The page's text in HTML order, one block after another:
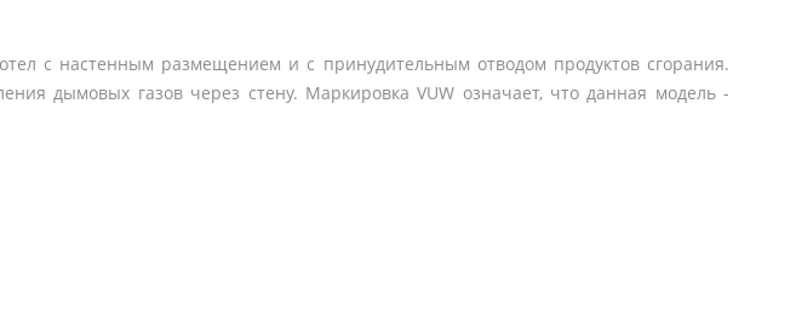
с настенным размещением и с принудительным отводом продуктов сгорания.
дымовых газов через стену. Маркировка VUW означает, что данная модель -